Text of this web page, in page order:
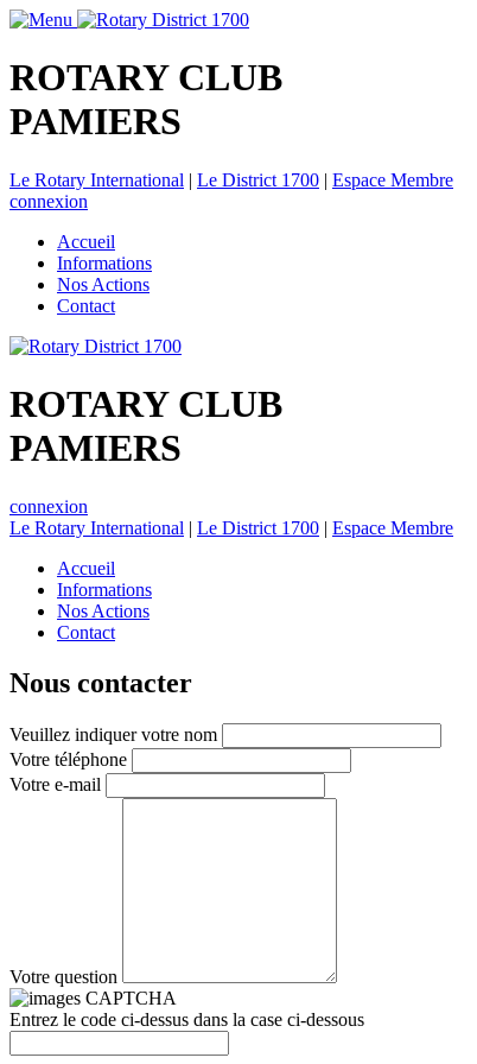
ROTARY CLUB
PAMIERS
Le Rotary International | Le District 1700 | Espace Membre
connexion
Accueil
Informations
Nos Actions
Contact
ROTARY CLUB
PAMIERS
connexion
Le Rotary International | Le District 1700 | Espace Membre
Accueil
Informations
Nos Actions
Contact
Nous contacter
Veuillez indiquer votre nom
Votre téléphone
Votre e-mail
Votre question
Entrez le code ci-dessus dans la case ci-dessous